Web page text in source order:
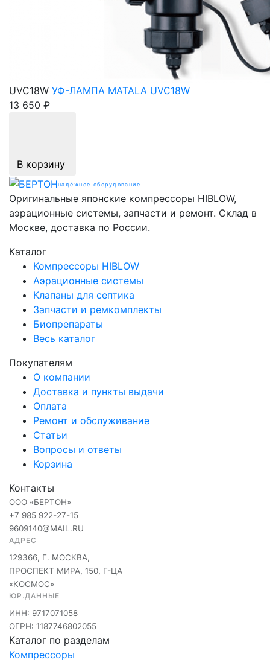
UVC18W УФ-ЛАМПА MATALA UVC18W
13 650 ₽
В корзину
надёжное оборудование
Оригинальные японские компрессоры HIBLOW,
аэрационные системы, запчасти и ремонт. Склад в
Москве, доставка по России.
Каталог
Компрессоры HIBLOW
Аэрационные системы
Клапаны для септика
Запчасти и ремкомплекты
Биопрепараты
Весь каталог
Покупателям
О компании
Доставка и пункты выдачи
Оплата
Ремонт и обслуживание
Статьи
Вопросы и ответы
Корзина
Контакты
ООО «БЕРТОН»
+7 985 922-27-15
9609140@MAIL.RU
АДРЕС
129366, Г. МОСКВА,
ПРОСПЕКТ МИРА, 150, Г-ЦА
«КОСМОС»
ЮР.ДАННЫЕ
ИНН: 9717071058
ОГРН: 1187746802055
Каталог по разделам
Компрессоры